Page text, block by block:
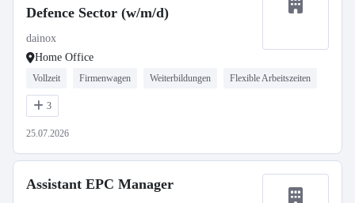
Defence Sector (w/m/d)
dainox
Home Office
Vollzeit Firmenwagen Weiterbildungen Flexible Arbeitszeiten
3
25.07.2026
Assistant EPC Manager